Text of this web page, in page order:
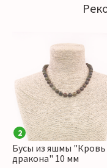
2
Бусы из яшмы "Кровь
дракона" 10 мм